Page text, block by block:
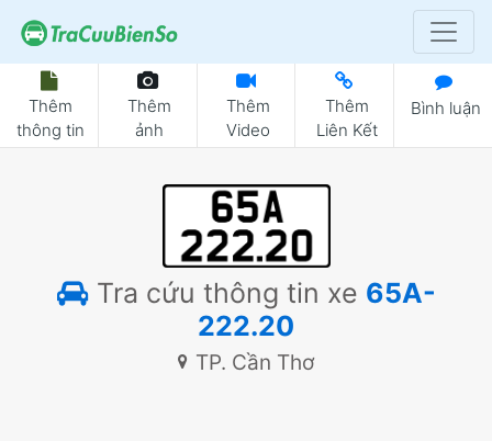
Thêm
thông tin
Thêm
ảnh
Thêm
Video
Thêm
Liên Kết
Bình luận
Tra cứu thông tin xe 65A-
222.20
TP. Cần Thơ